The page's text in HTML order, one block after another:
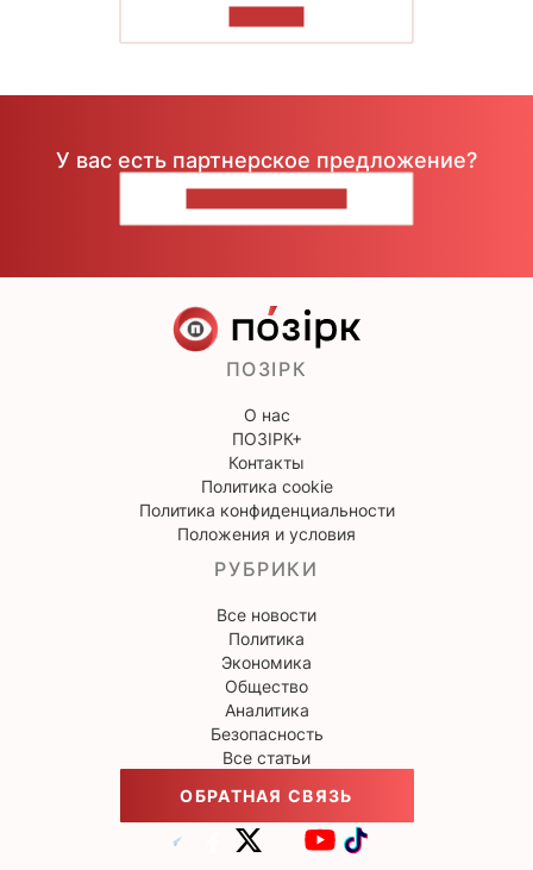
У вас есть партнерское предложение?
ПОЗІРК
О нас
ПОЗІРК+
Контакты
Политика cookie
Политика конфиденциальности
Положения и условия
РУБРИКИ
Все новости
Политика
Экономика
Общество
Аналитика
Безопасность
Все статьи
ОБРАТНАЯ СВЯЗЬ